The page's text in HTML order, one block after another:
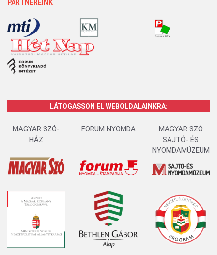
PARTNEREINK
LÁTOGASSON EL WEBOLDALAINKRA:
MAGYAR SZÓ-
HÁZ
FORUM NYOMDA
MAGYAR SZÓ
SAJTÓ- ÉS
NYOMDAMÚZEUM